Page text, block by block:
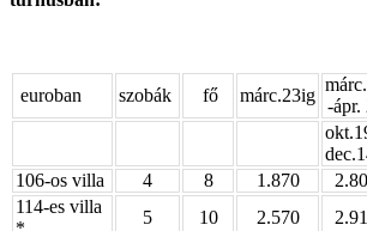
euroban szobák fő márc.23ig
-ápr.
106-os villa
4 8 1.870
114-es villa
5 10 2.570